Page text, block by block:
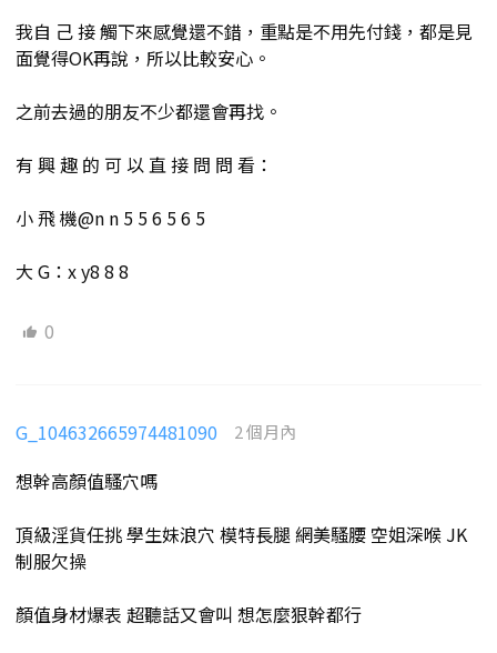
我自 己 接 觸下來感覺還不錯，重點是不用先付錢，都是見
面覺得OK再說，所以比較安心。
之前去過的朋友不少都還會再找。
有 興 趣 的 可 以 直 接 問 問 看：
小 飛 機@n n 5 5 6 5 6 5
大 G：x y8 8 8
0
G_104632665974481090 2 個月內
想幹高顏值騷穴嗎
頂級淫貨任挑 學生妹浪穴 模特長腿 網美騷腰 空姐深喉 JK
制服欠操
顏值身材爆表 超聽話又會叫 想怎麼狠幹都行